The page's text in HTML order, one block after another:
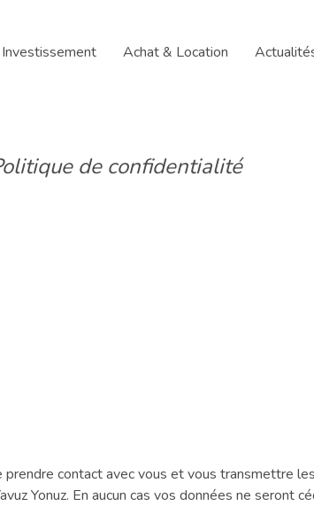
Achat & Location
de confidentialité
contact avec vous et vous transmettre
Yonuz. En aucun cas vos données ne seront